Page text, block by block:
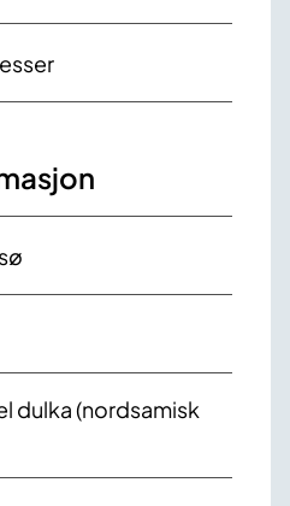
dulka (nordsamisk